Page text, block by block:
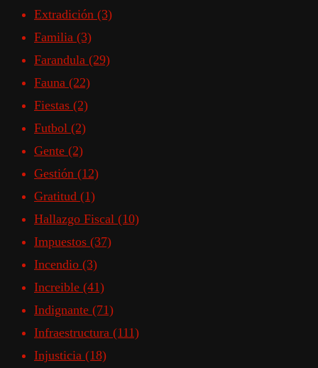
Extradición (3)
Familia (3)
Farandula (29)
Fauna (22)
Fiestas (2)
Futbol (2)
Gente (2)
Gestión (12)
Gratitud (1)
Hallazgo Fiscal (10)
Impuestos (37)
Incendio (3)
Increible (41)
Indignante (71)
Infraestructura (111)
Injusticia (18)